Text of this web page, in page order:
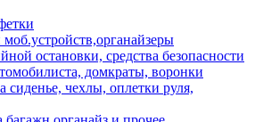
остановки, средства безопасности
домкраты, воронки
сиденье, чехлы, оплетки руля,